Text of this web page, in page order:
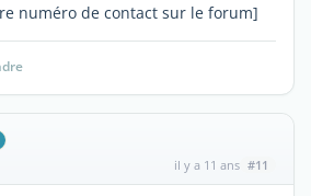
numéro de contact sur le forum]
il y a 11 ans #11